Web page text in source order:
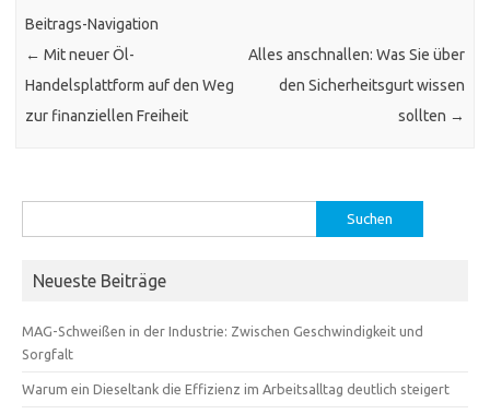
Beitrags-Navigation
← Mit neuer Öl-
Handelsplattform auf den Weg
zur finanziellen Freiheit
Alles anschnallen: Was Sie über
den Sicherheitsgurt wissen
sollten →
nach:
Neueste Beiträge
MAG-Schweißen in der Industrie: Zwischen Geschwindigkeit und
Sorgfalt
Warum ein Dieseltank die Effizienz im Arbeitsalltag deutlich steigert